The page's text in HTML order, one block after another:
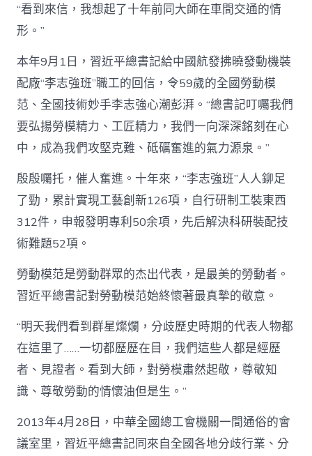
“看到來信，我想起了十年前同大師在車間交通的情
形。”
本年9月1日，習近平總書記給中國航發拂曉發動機裝
配廠“李志強班”職工的回信，令59歲的全國勞動模
范、全國技術妙手李志強心潮彭湃。“總書記叮囑我們
要弘揚勞模精力、工匠精力，我們一向深深銘刻在心
中，成為我們攻堅克難、砥礪奮進的氣力源泉。”
殷殷囑托，催人奮進。十年來，“李志強班”人人鉚足
了勁，累計實現工藝創新126項，自行研制工裝東西
312件，申報發明專利50余項，先后解決科研裝配技
術難題52項。
勞動模范是勞動群眾的杰出代表，是最美的勞動者。
習近平總書記對勞動模范始終懷著最真摯的敬意。
“明天我們看到群星燦爛，分歧歷史時期的代表人物都
在這里了……一切都歷歷在目，我們這些人都是經歷
者、見證者。看到大師，對勞模肅然起敬，尊敬知
識、尊敬勞動的情懷油但是生。”
2013年4月28日，中華全國總工會機關一間通俗的會
議室里，習近平總書記同來自全國各地分歧行業、分